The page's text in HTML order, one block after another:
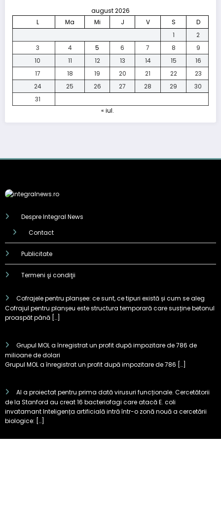
august 2026
L
Ma Mi J V S
D
1
2
3
4 5 6 7 8
9
10
11 12 13 14 15
16
17
18 19 20 21 22
23
24
25 26 27 28 29
30
31
« iul.
Despre Integral News
Contact
Publicitate
Termeni şi condiţii
Cofrajele pentru planșee: ce sunt, ce tipuri există și cum se aleg
Cofrajul pentru planșeu este structura temporară care susține betonul
proaspăt până […]
Grupul MOL a înregistrat un profit după impozitare de 786 de
milioane de dolari
Grupul MOL a înregistrat un profit după impozitare de 786 […]
AI a proiectat pentru prima dată virusuri funcționale. Cercetătorii
de la Stanford au creat 16 bacteriofagi care atacă E. coli
invatamant Inteligența artificială intră într-o zonă nouă a cercetării
biologice: […]Test KIA EV2: cum se descurcă
cea mai mică electrică Kia în